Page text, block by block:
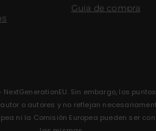
Guia de compra
Sin embargo, los
o autores y no reflejan
ni la Comisión Europea pueden ser